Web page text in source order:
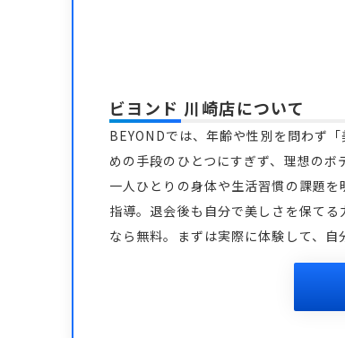
ビヨンド 川崎店について
BEYONDでは、年齢や性別を問わず
めの手段のひとつにすぎず、理想の
一人ひとりの身体や生活習慣の課題
指導。退会後も自分で美しさを保て
なら無料。まずは実際に体験して、自